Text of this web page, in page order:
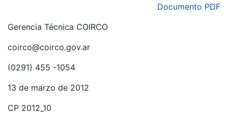
Documento PDF
Gerencia Técnica COIRCO
coirco@coirco.gov.ar
(0291) 455 -1054
13 de marzo de 2012
CP 2012_10